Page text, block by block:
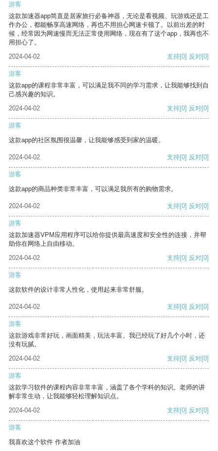
游客
这款加速器app简直是居家旅行必备神器，无论是看视频、玩游戏还是工
作办公，都能畅享高速网络，再也不用担心网速卡顿了。以前出差的时
候，经常因为网速慢而无法正常使用网络，现在有了这个app，我再也不
用担心了。
2024-04-02
支持[0] 反对[0]
游客
这款app的课程非常丰富，可以满足我不同的学习需求，让我能够找到自
己感兴趣的知识。
2024-04-02
支持[0] 反对[0]
游客
这款app的社区氛围很温馨，让我能够感受到家的温暖。
2024-04-02 支持[0] 反对[0]
游客
这款app的商品种类非常丰富，可以满足我所有的购物需求。
2024-04-02 支持[0] 反对[0]
游客
这款加速器VPM应用程序可以给你提供最高速度和安全性的连接，并帮
助你在网络上自由移动。
2024-04-02
支持[0] 反对[0]
游客
这款软件的设计非常人性化，使用起来非常舒服。
2024-04-02 支持[0] 反对[0]
游客
这款游戏非常好玩，画面精美，玩法丰富。我已经玩了好几个小时，还
没有玩腻。
2024-04-02
支持[0] 反对[0]
游客
这款学习软件的课程内容非常丰富，涵盖了各个学科的知识。老师的讲
解非常生动，让我能够轻松理解知识点。
2024-04-02
支持[0] 反对[0]
游客
我喜欢这个软件 作者加油